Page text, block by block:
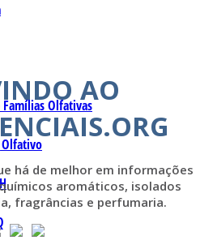
Famílias OlfativasAO
há de melhor em informações
aromáticos, isolados
fragrâncias e perfumaria.